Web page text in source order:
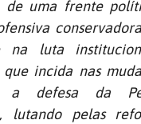
de uma frente
na luta
que incida nas
a defesa da
lutando pelas